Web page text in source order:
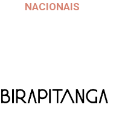
NACIONAIS